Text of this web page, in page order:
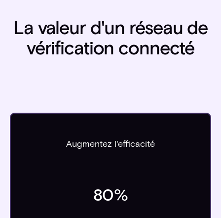
La valeur d'un réseau de
vérification connecté
Augmentez l'efficacité
80%